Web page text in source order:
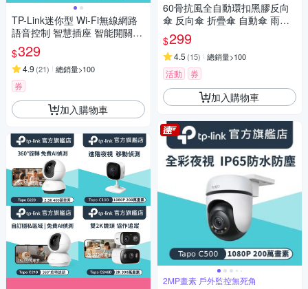
TP-Link迷你型 Wi-Fi無線網路
語音控制 智慧插座 智能開關
(支援Google，Alexa/智慧充/Ta
po P105)
$329
4.9 (21) 總銷量>100
券
加入購物車
60骨抗風全自動環扣黑膠反向
傘 反向傘 折疊傘 自動傘 雨傘
遮陽傘 樂豐生活
$299
4.5 (15) 總銷量>100
活動 券
加入購物車
2MP畫素 戶外監控無死角